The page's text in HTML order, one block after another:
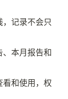
记录不会只
本月报告和
和使用，权